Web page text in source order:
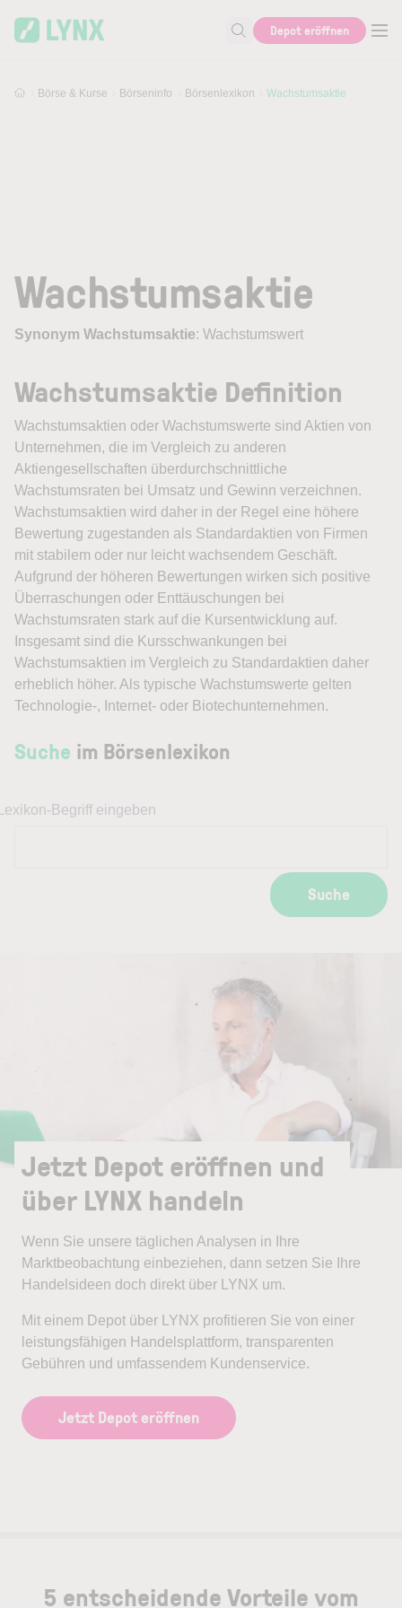
Suche nach Aktie, Autor...
Depot eröffnen
Börse & Kurse Börseninfo Börsenlexikon Wachstumsaktie
Wachstumsaktie
Synonym Wachstumsaktie: Wachstumswert
Wachstumsaktie Definition
Wachstumsaktien oder Wachstumswerte sind Aktien von
Unternehmen, die im Vergleich zu anderen
Aktiengesellschaften überdurchschnittliche
Wachstumsraten bei Umsatz und Gewinn verzeichnen.
Wachstumsaktien wird daher in der Regel eine höhere
Bewertung zugestanden als Standardaktien von Firmen
mit stabilem oder nur leicht wachsendem Geschäft.
Aufgrund der höheren Bewertungen wirken sich positive
Überraschungen oder Enttäuschungen bei
Wachstumsraten stark auf die Kursentwicklung auf.
Insgesamt sind die Kursschwankungen bei
Wachstumsaktien im Vergleich zu Standardaktien daher
erheblich höher. Als typische Wachstumswerte gelten
Technologie-, Internet- oder Biotechunternehmen.
Suche im Börsenlexikon
Begriff eingeben
Suche
Jetzt Depot eröffnen und
über LYNX handeln
Wenn Sie unsere täglichen Analysen in Ihre
Marktbeobachtung einbeziehen, dann setzen Sie Ihre
Handelsideen doch direkt über LYNX um.
Mit einem Depot über LYNX profitieren Sie von einer
leistungsfähigen Handelsplattform, transparenten
Gebühren und umfassendem Kundenservice.
Jetzt Depot eröffnen
5 entscheidende Vorteile vom